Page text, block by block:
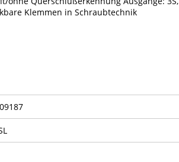
Klemmen in Schraubtechnik